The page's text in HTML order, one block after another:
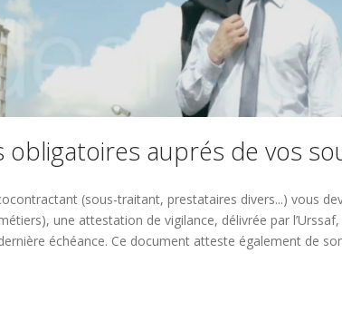
obligatoires auprés de vos
(sous-traitant, prestataires divers...) vous
une attestation de vigilance, délivrée par
échéance. Ce document atteste également de